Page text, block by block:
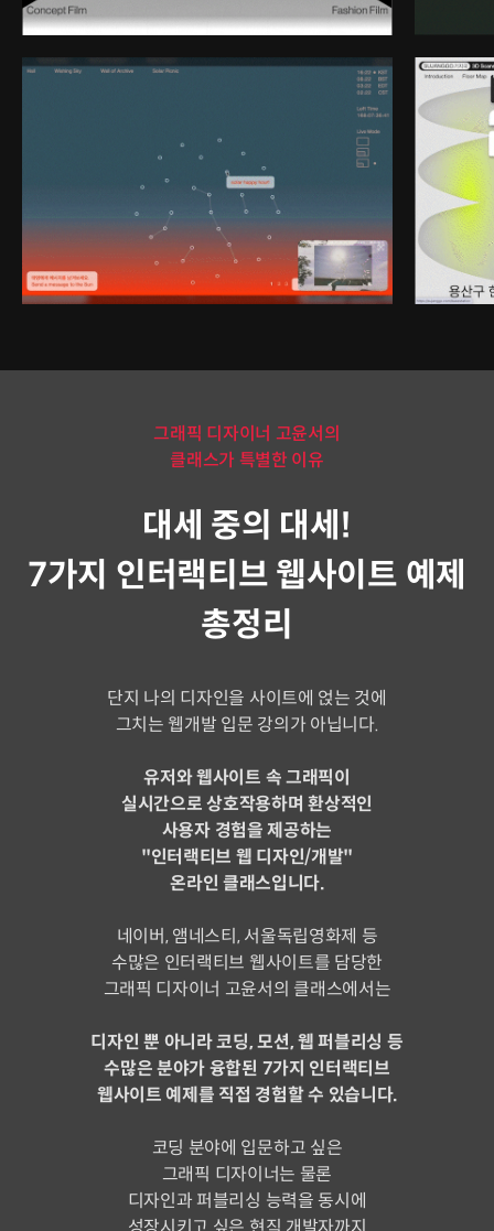
그래픽 디자이너 고윤서의
클래스가 특별한 이유
대세 중의 대세!
7가지 인터랙티브 웹사이트 예제
총정리
단지 나의 디자인을 사이트에 얹는 것에
그치는 웹개발 입문 강의가 아닙니다.
유저와 웹사이트 속 그래픽이
실시간으로 상호작용하며 환상적인
사용자 경험을 제공하는
"인터랙티브 웹 디자인/개발"
온라인 클래스입니다.
네이버, 앰네스티, 서울독립영화제 등
수많은 인터랙티브 웹사이트를 담당한
그래픽 디자이너 고윤서의 클래스에서는
디자인 뿐 아니라 코딩, 모션, 웹 퍼블리싱 등
수많은 분야가 융합된 7가지 인터랙티브
웹사이트 예제를 직접 경험할 수 있습니다.
코딩 분야에 입문하고 싶은
그래픽 디자이너는 물론
디자인과 퍼블리싱 능력을 동시에